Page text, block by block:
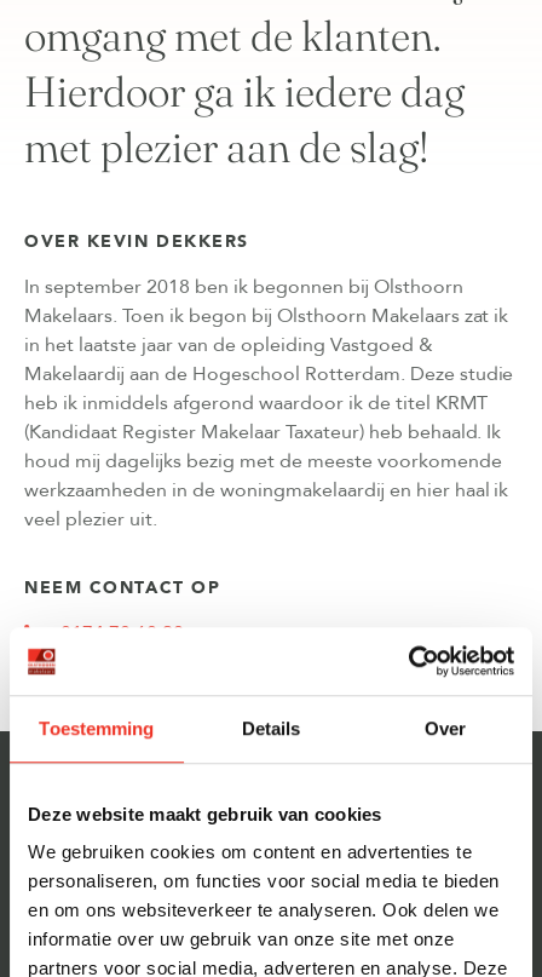
Toestemming Details Over
Deze website maakt gebruik van cookies
We gebruiken cookies om content en advertenties te
personaliseren, om functies voor social media te bieden
en om ons websiteverkeer te analyseren. Ook delen we
informatie over uw gebruik van onze site met onze
partners voor social media, adverteren en analyse. Deze
omgang met de klanten.
Hierdoor ga ik iedere dag
met plezier aan de slag!
OVER KEVIN DEKKERS
In september 2018 ben ik begonnen bij Olsthoorn
Makelaars. Toen ik begon bij Olsthoorn Makelaars zat ik
in het laatste jaar van de opleiding Vastgoed &
Makelaardij aan de Hogeschool Rotterdam. Deze studie
heb ik inmiddels afgerond waardoor ik de titel KRMT
(Kandidaat Register Makelaar Taxateur) heb behaald. Ik
houd mij dagelijks bezig met de meeste voorkomende
werkzaamheden in de woningmakelaardij en hier haal ik
veel plezier uit.
NEEM CONTACT OP
0174 70 60 20
VRAGEN AAN KEVIN DEKKERS
1. Wat is jouw favoriete plek in
Den Haag, Rijswijk of